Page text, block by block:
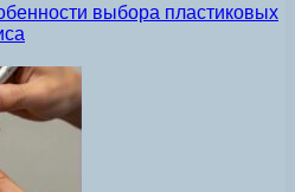
выбора пластиковых